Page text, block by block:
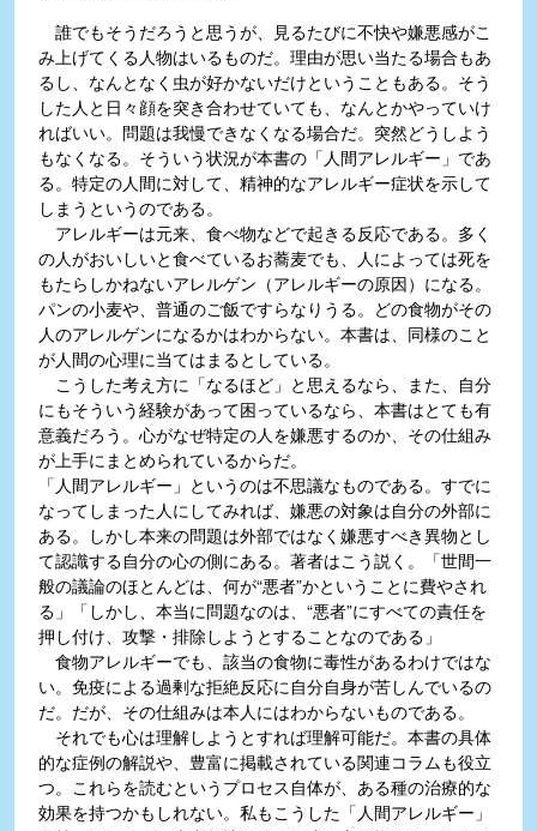
誰でもそうだろうと思うが、見るたびに不快や嫌悪感がこ
み上げてくる人物はいるものだ。理由が思い当たる場合もあ
るし、なんとなく虫が好かないだけということもある。そう
した人と日々顔を突き合わせていても、なんとかやっていけ
ればいい。問題は我慢できなくなる場合だ。突然どうしよう
もなくなる。そういう状況が本書の「人間アレルギー」であ
る。特定の人間に対して、精神的なアレルギー症状を示して
しまうというのである。
アレルギーは元来、食べ物などで起きる反応である。多く
の人がおいしいと食べているお蕎麦でも、人によっては死を
もたらしかねないアレルゲン（アレルギーの原因）になる。
パンの小麦や、普通のご飯ですらなりうる。どの食物がその
人のアレルゲンになるかはわからない。本書は、同様のこと
が人間の心理に当てはまるとしている。
こうした考え方に「なるほど」と思えるなら、また、自分
にもそういう経験があって困っているなら、本書はとても有
意義だろう。心がなぜ特定の人を嫌悪するのか、その仕組み
が上手にまとめられているからだ。
「人間アレルギー」というのは不思議なものである。すでに
なってしまった人にしてみれば、嫌悪の対象は自分の外部に
ある。しかし本来の問題は外部ではなく嫌悪すべき異物とし
て認識する自分の心の側にある。著者はこう説く。「世間一
般の議論のほとんどは、何が“悪者”かということに費やされ
る」「しかし、本当に問題なのは、“悪者”にすべての責任を
押し付け、攻撃・排除しようとすることなのである」
食物アレルギーでも、該当の食物に毒性があるわけではな
い。免疫による過剰な拒絶反応に自分自身が苦しんでいるの
だ。だが、その仕組みは本人にはわからないものである。
それでも心は理解しようとすれば理解可能だ。本書の具体
的な症例の解説や、豊富に掲載されている関連コラムも役立
つ。これらを読むというプロセス自体が、ある種の治療的な
効果を持つかもしれない。私もこうした「人間アレルギー」